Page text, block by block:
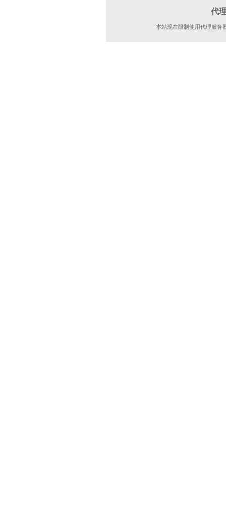
代
本站现在限制使用代理服务